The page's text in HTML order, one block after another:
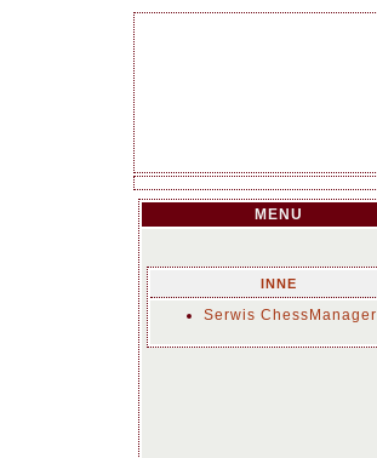
MENU
INNE
Serwis ChessManager